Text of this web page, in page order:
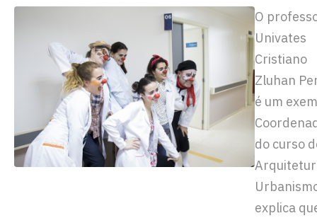
O
Univates
Cristiano
Zluhan
é um
do curso
explica